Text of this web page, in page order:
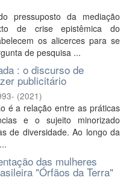
pressuposto da mediação
de crise epistêmica do
os alicerces para se
de pesquisa ...
: o discurso de
publicitário
(2021)
é a relação entre as práticas
e o sujeito minorizado
de diversidade. Ao longo da
das mulheres
"Órfãos da Terra"